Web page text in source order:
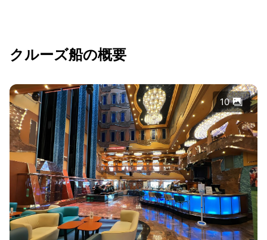
クルーズ船の概要
10